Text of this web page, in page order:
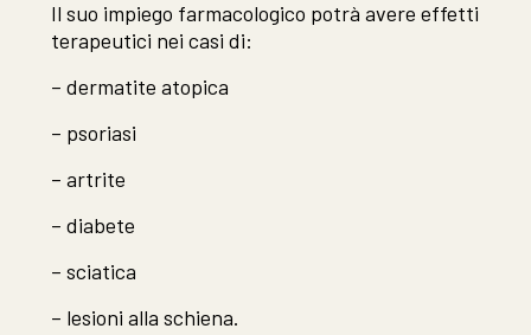
Il suo impiego farmacologico potrà avere effetti
terapeutici nei casi di:
– dermatite atopica
– psoriasi
– artrite
– diabete
– sciatica
– lesioni alla schiena.